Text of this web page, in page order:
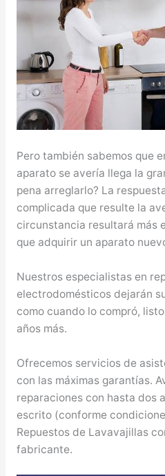
Pero también sabemos que
aparato se avería llega la
pena arreglarlo? La
complicada que resulte la
circunstancia resultará más
que adquirir un aparato
Nuestros especialistas en
electrodomésticos dejarán
como cuando lo compró,
años más.
Ofrecemos servicios de
con las máximas garantías.
reparaciones con hasta dos
escrito (conforme
Repuestos de Lavavajillas
fabricante.